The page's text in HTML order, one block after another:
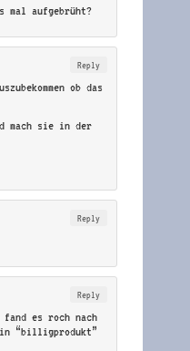
mal aufgebrüht?
Reply
ob das
mach sie in der
Reply
Reply
fand es roch nach
“billigprodukt”